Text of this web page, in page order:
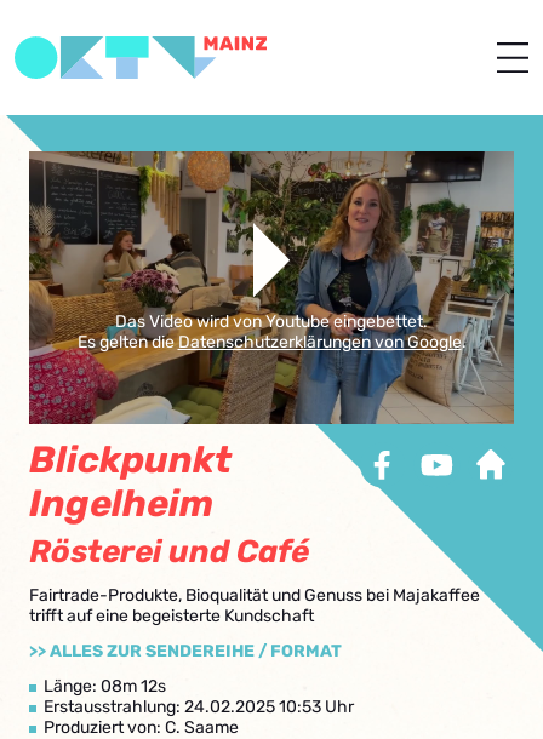
Das Video wird von Youtube eingebettet.
Es gelten dieDatenschutzerklärungen von Google.
Blickpunkt
Ingelheim
Rösterei und Café
Fairtrade-Produkte, Bioqualität und Genuss bei Majakaffee
trifft auf eine begeisterte Kundschaft
>> ALLES ZUR SENDEREIHE / FORMAT
Länge: 08m 12s
Erstausstrahlung: 24.02.2025 10:53 Uhr
Produziert von: C. Saame